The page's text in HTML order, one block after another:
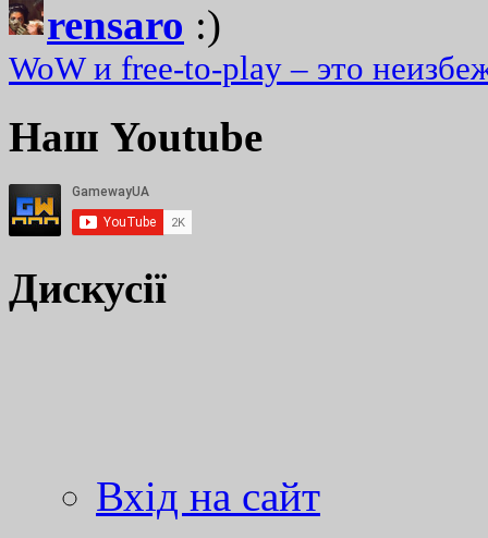
rensaro :)
WoW и free-to-play – это
Наш Youtube
Дискусії
Вхід на сайт